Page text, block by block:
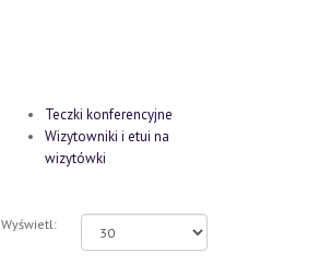
Teczki konferencyjne
Wizytowniki i etui na
wizytówki
Wyświetl: